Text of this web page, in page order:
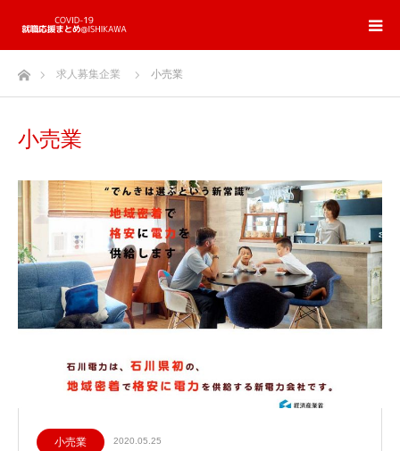
ホーム求人募集企業 小売業
小売業
小売業 2020.05.25